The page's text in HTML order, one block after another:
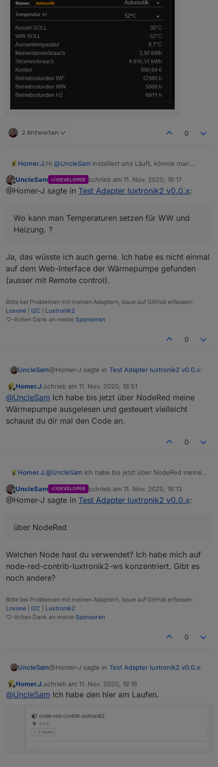
2 Antworten 0
Homer.J.Hi @UncleSam installiert und Läuft, könnte man
lassen jetzt momentan hab ich es über NodeRed da
sieht es so aus, ansonsten Klasse Arbeit. Hast du
einzugeben.
Wo kann man Temperaturen setzen für WW und
Offline
UncleSam DEVELOPER schrieb am 11. Nov. 2020, 18:17
zuletzt editiert von
@Homer-J sagte in Test Adapter luxtronik2 v0.0.x:
Wo kann man Temperaturen setzen für WW und
Heizung. ?
Ja, das wüsste ich auch gerne. Ich habe es nicht einmal
auf dem Web-Interface der Wärmepumpe gefunden
(ausser mit Remote control).
Bitte bei Problemen mit meinen Adaptern, Issue auf GitHub erfassen:
Loxone
I2C
Luxtronik2
♡-lichen Dank an meine Sponsoren
0
UncleSam@Homer-J sagte in Test Adapter luxtronik2 v0.0.x:
Wo kann man Temperaturen setzen für WW
und Heizung. ?
Ja, das wüsste ich auch gerne. Ich habe es nicht
einmal auf dem Web-Interface der Wärmepumpe
Offline
Homer.J.schrieb am 11. Nov. 2020, 18:51
zuletzt editiert von
@UncleSam Ich habe bis jetzt über NodeRed meine
Wärmepumpe ausgelesen und gesteuert vielleicht
schaust du dir mal den Code an.
0
Homer.J.@UncleSam Ich habe bis jetzt über NodeRed meine
schaust du dir mal den Code an.
Offline
UncleSam DEVELOPER schrieb am 11. Nov. 2020, 19:13
zuletzt editiert von
@Homer-J sagte in Test Adapter luxtronik2 v0.0.x:
über NodeRed
Welchen Node hast du verwendet? Ich habe mich auf
node-red-contrib-luxtronik2-ws konzentriert. Gibt es
noch andere?
Bitte bei Problemen mit meinen Adaptern, Issue auf GitHub erfassen:
Loxone
I2C
Luxtronik2
♡-lichen Dank an meine Sponsoren
0
UncleSam@Homer-J sagte in Test Adapter luxtronik2 v0.0.x:
über NodeRed
Welchen Node hast du verwendet? Ich habe mich
auf node-red-contrib-luxtronik2-ws konzentriert.
Gibt es noch andere?
Offline
Homer.J.schrieb am 11. Nov. 2020, 19:16
zuletzt editiert von
@UncleSam Ich habe den hier am Laufen.